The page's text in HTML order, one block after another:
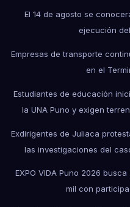
El 14 de agosto se
ejecución
Empresas de transporte
en el
Estudiantes de educación
la UNA Puno y exigen
Exdirigentes de Juliaca
las investigaciones del
EXPO VIDA Puno 2026
mil con